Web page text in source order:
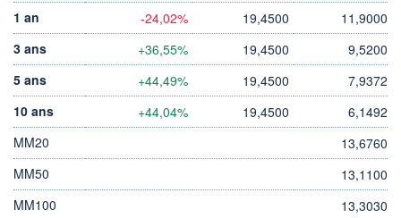
1 an
-24,02% 19,4500
11,9000
3 ans
+36,55% 19,4500
9,5200
5 ans
+44,49% 19,4500
7,9372
10 ans
+44,04% 19,4500
6,1492
MM20
13,6760
MM50
13,1100
MM100
13,3030